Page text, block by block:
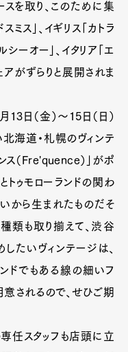
スを取り、このために集
ス」、イギリス「カトラ
ーオー」、イタリア「エ
アがずらりと展開されま
日（金）〜15日（日）
北海道・札幌のヴィンテ
ス（Fre'quence）」がポ
トゥモローランドの関わ
いから生まれたものだそ
類も取り揃えて、渋谷
たいヴィンテージは、
ドでもある線の細いフ
されるので、せひご期
専任スタッフも店頭に立